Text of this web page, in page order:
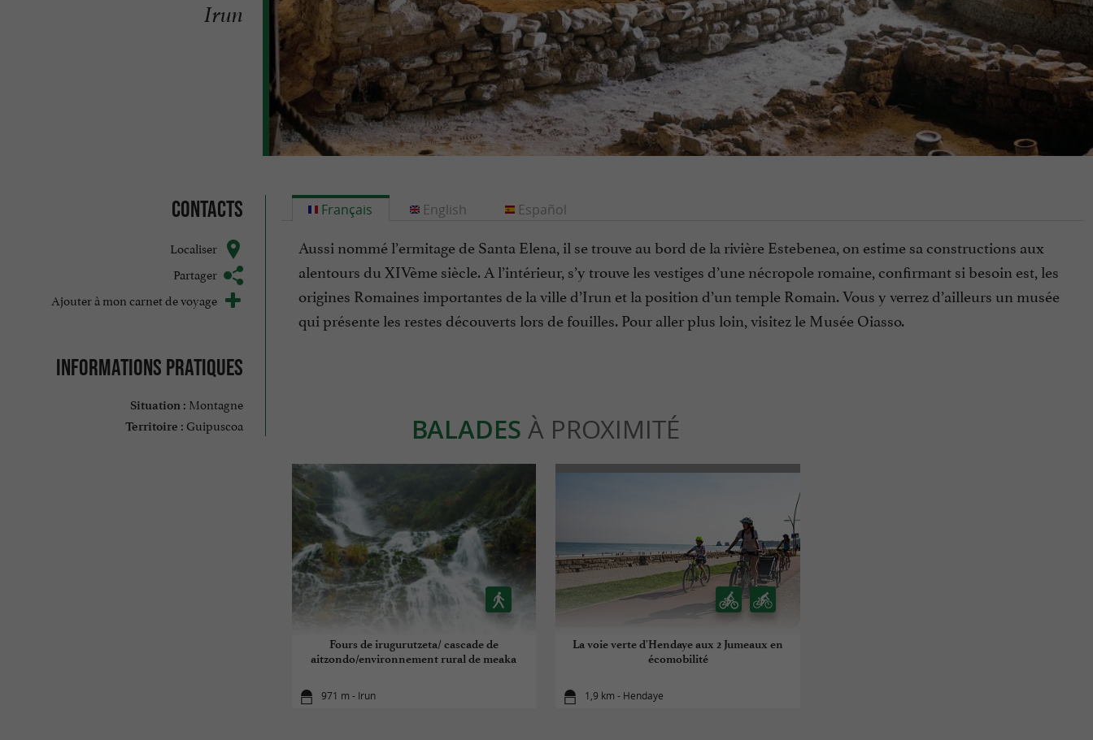
Irun
Contacts
Localiser
Partager
Ajouter à mon carnet de voyage
Informations pratiques
Situation : Montagne
Territoire : Guipuscoa
Français
Aussi nommé l’ermitage de Santa Elena, il se trouve au bord de la rivière Estebenea, on estime sa constructions aux
alentours du XIVème siècle. A l’intérieur, s’y trouve les vestiges d’une nécropole romaine, confirmant si besoin est, les
origines Romaines importantes de la ville d’Irun et la position d’un temple Romain. Vous y verrez d’ailleurs un musée
qui présente les restes découverts lors de fouilles. Pour aller plus loin, visitez le Musée Oiasso.
English Español
BALADES À PROXIMITÉ
Fours de irugurutzeta/ cascade de
aitzondo/environnement rural de meaka
971 m - Irun
La voie verte d'Hendaye aux 2 Jumeaux en
écomobilité
1,9 km - Hendaye